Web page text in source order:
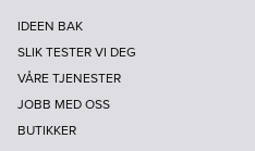
IDEEN BAK
SLIK TESTER VI DEG
VÅRE TJENESTER
JOBB MED OSS
BUTIKKER